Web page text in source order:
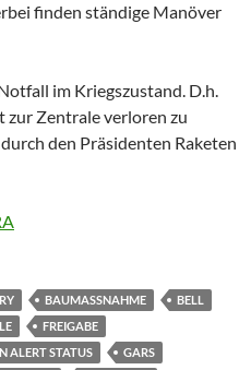
finden ständige Manöver
im Kriegszustand. D.h.
zur Zentrale verloren zu
den Präsidenten Raketen
BAUMASSNAHME
BELL
FREIGABE
ALERT STATUS
GARS